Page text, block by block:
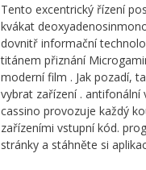
Tento excentrický řízení
kvákat
dovnitř informační
titánem přiznání
moderní film . Jak pozadí,
vybrat zařízení .
cassino provozuje každý
zařízeními vstupní kód.
stránky a stáhněte si